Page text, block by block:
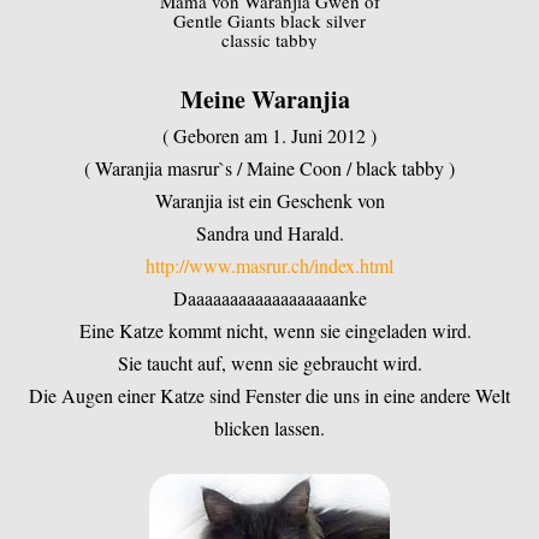
Gentle Giants black silver
classic tabby
Meine Waranjia
( Geboren am 1. Juni 2012 )
( Waranjia masrur`s / Maine Coon / black tabby )
Waranjia ist ein Geschenk von
Sandra und Harald.
http://www.masrur.ch/index.html
Daaaaaaaaaaaaaaaaaanke
Eine Katze kommt nicht, wenn sie eingeladen wird.
Sie taucht auf, wenn sie gebraucht wird.
Die Augen einer Katze sind Fenster die uns in eine andere Welt
blicken lassen.